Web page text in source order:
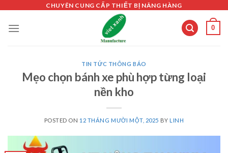
content
CHUYÊN CUNG CẤP THIẾT BỊ NÂNG HÀNG
0
TIN TỨC THÔNG BÁO
Mẹo chọn bánh xe phù hợp từng loại
nền kho
POSTED ON 12 THÁNG MƯỜI MỘT, 2025 BYLINH